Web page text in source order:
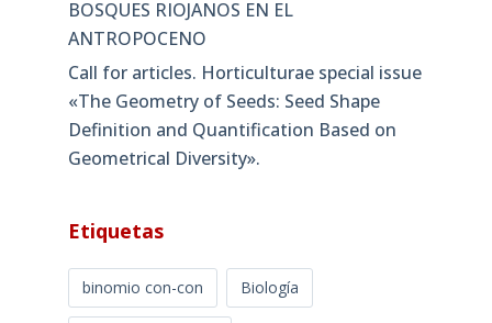
BOSQUES RIOJANOS EN EL
ANTROPOCENO
Call for articles. Horticulturae special issue
«The Geometry of Seeds: Seed Shape
Definition and Quantification Based on
Geometrical Diversity»​.
Etiquetas
binomio con-con Biología